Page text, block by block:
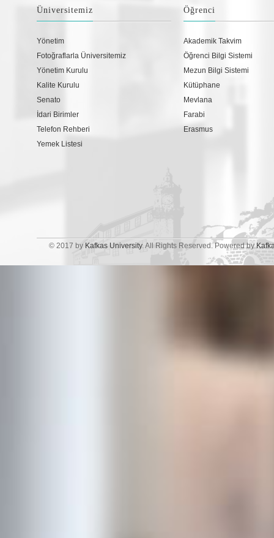
Üniversitemiz
Yönetim
Fotoğraflarla Üniversitemiz
Yönetim Kurulu
Kalite Kurulu
Senato
İdari Birimler
Telefon Rehberi
Yemek Listesi
Öğrenci
Akademik Takvim
Öğrenci Bilgi Sistemi
Mezun Bilgi Sistemi
Kütüphane
Mevlana
Farabi
Erasmus
© 2017 by Kafkas University. All Rights Reserved. Powered by